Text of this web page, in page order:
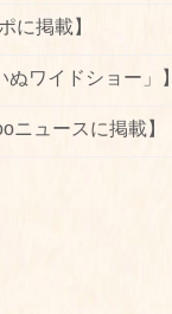
に掲載】
ぬワイドショー」】
ニュースに掲載】